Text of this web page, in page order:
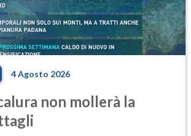
4 Agosto 2026
non mollerà la